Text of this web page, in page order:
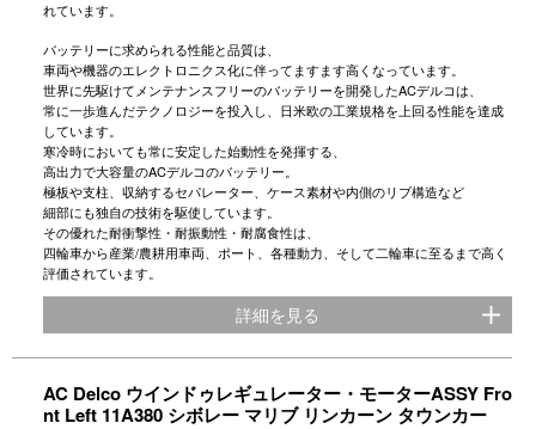
れています。
バッテリーに求められる性能と品質は、
車両や機器のエレクトロニクス化に伴ってますます高くなっています。
世界に先駆けてメンテナンスフリーのバッテリーを開発したACデルコは、
常に一歩進んだテクノロジーを投入し、日米欧の工業規格を上回る性能を達成
しています。
寒冷時においても常に安定した始動性を発揮する、
高出力で大容量のACデルコのバッテリー。
極板や支柱、収納するセパレーター、ケース素材や内側のリブ構造など
細部にも独自の技術を駆使しています。
その優れた耐衝撃性・耐振動性・耐腐食性は、
四輪車から産業/農耕用車両、ポート、各種動力、そして二輪車に至るまで高く
評価されています。
詳細を見る
AC Delco ウインドゥレギュレーター・モーターASSY Fro
nt Left 11A380 シボレー マリブ リンカーン タウンカー